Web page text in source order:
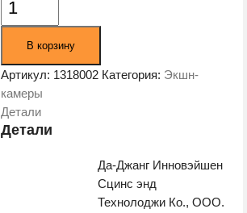
товара
Dji
Osmo
Action
4
В корзину
Артикул: 1318002 Категория: Экшн-
камеры
Детали
Детали
Да-Джанг Инновэйшен
Сцинс энд
Технолоджи Ко., ООО.